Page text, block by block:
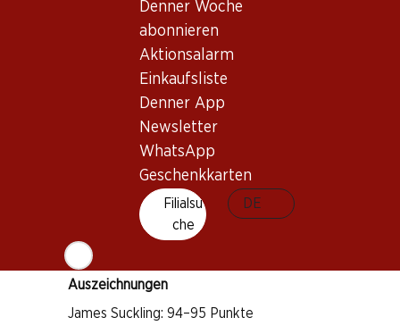
Denner Woche
abonnieren
Aktionsalarm
Einkaufsliste
Denner App
Newsletter
WhatsApp
Geschenkkarten
Filialsu
che
DE
Wissenswertes
Cabernet Sauvignon
Auszeichnungen
James Suckling: 94–95 Punkte